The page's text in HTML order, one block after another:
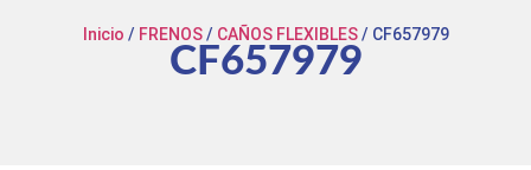
Inicio / FRENOS/ CAÑOS FLEXIBLES/ CF657979
CF657979